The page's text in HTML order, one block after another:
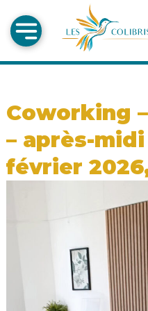
Coworking
– après-
février